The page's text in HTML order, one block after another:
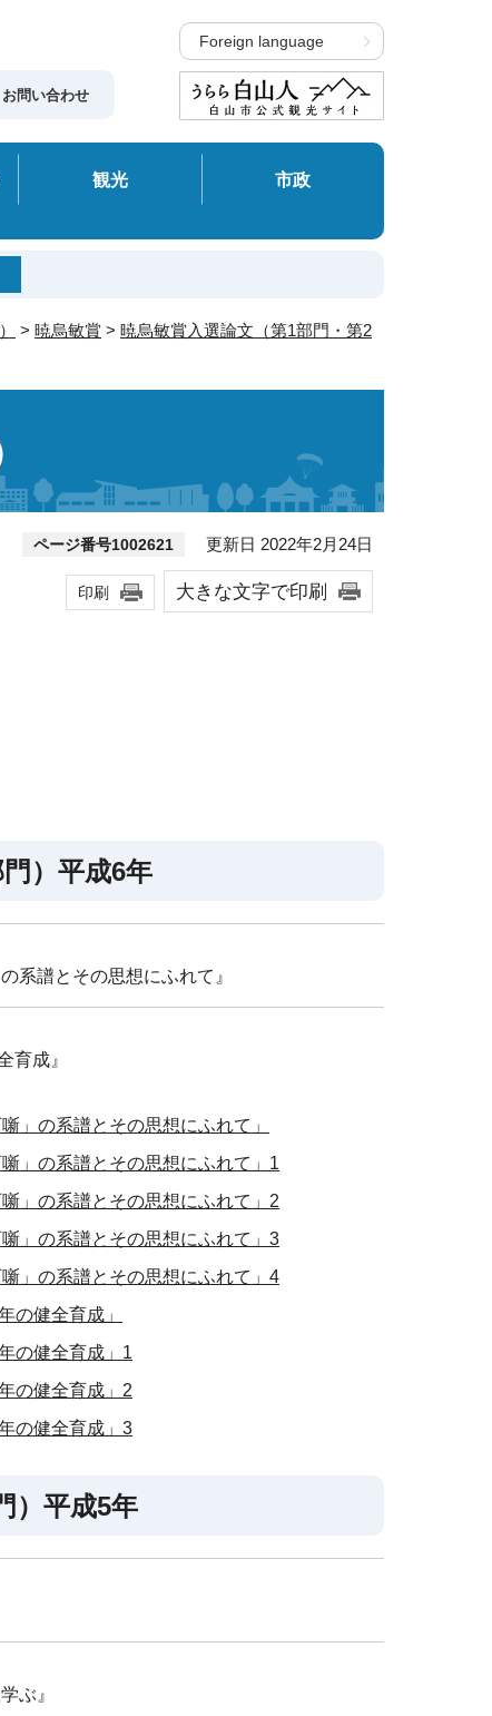
お問い合わせ
Foreign language
観光 市政
> 暁烏敏賞 > 暁烏敏賞入選論文（第1部門・第2
ページ番号1002621 更新日 2022年2月24日
印刷 大きな文字で印刷
）平成6年
系譜とその思想にふれて』
育成』
」の系譜とその思想にふれて」
」の系譜とその思想にふれて」1
」の系譜とその思想にふれて」2
」の系譜とその思想にふれて」3
」の系譜とその思想にふれて」4
の健全育成」
の健全育成」1
の健全育成」2
の健全育成」3
）平成5年
ぶ』